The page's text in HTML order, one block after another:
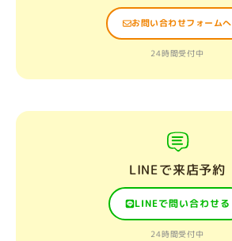
お問い合わせフォームへ
24時間受付中
LINEで来店予約
LINEで問い合わせる
24時間受付中